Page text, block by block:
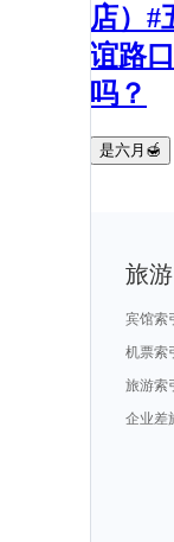
店）#
谊路
吗？
是六月🍯
旅
宾馆索
机票索
旅游索
企业差